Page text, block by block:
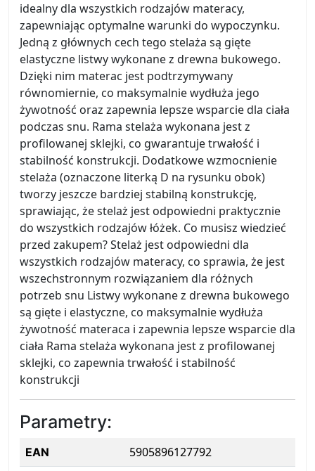
idealny dla wszystkich rodzajów materacy,
zapewniając optymalne warunki do wypoczynku.
Jedną z głównych cech tego stelaża są gięte
elastyczne listwy wykonane z drewna bukowego.
Dzięki nim materac jest podtrzymywany
równomiernie, co maksymalnie wydłuża jego
żywotność oraz zapewnia lepsze wsparcie dla ciała
podczas snu. Rama stelaża wykonana jest z
profilowanej sklejki, co gwarantuje trwałość i
stabilność konstrukcji. Dodatkowe wzmocnienie
stelaża (oznaczone literką D na rysunku obok)
tworzy jeszcze bardziej stabilną konstrukcję,
sprawiając, że stelaż jest odpowiedni praktycznie
do wszystkich rodzajów łóżek. Co musisz wiedzieć
przed zakupem? Stelaż jest odpowiedni dla
wszystkich rodzajów materacy, co sprawia, że jest
wszechstronnym rozwiązaniem dla różnych
potrzeb snu Listwy wykonane z drewna bukowego
są gięte i elastyczne, co maksymalnie wydłuża
żywotność materaca i zapewnia lepsze wsparcie dla
ciała Rama stelaża wykonana jest z profilowanej
sklejki, co zapewnia trwałość i stabilność
konstrukcji
Parametry:
EAN 5905896127792